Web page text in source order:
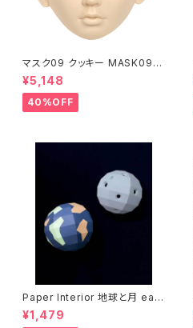
マスク09 クッキー MASK09
“COOKIE”
¥5,148
40%OFF
Paper Interior 地球と月 eart
h and moon
¥1,479